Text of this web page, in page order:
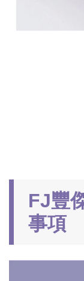
FJ豐
事項